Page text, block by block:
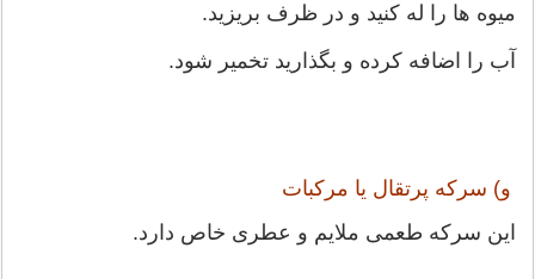
میوه ها را له کنید و در ظرف بریزید.
آب را اضافه کرده و بگذارید تخمیر شود.
و) سرکه پرتقال یا مرکبات
این سرکه طعمی ملایم و عطری خاص دارد.